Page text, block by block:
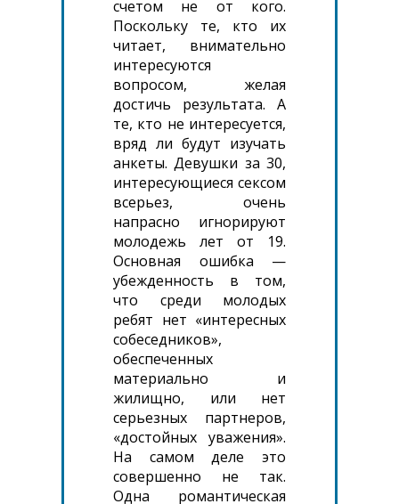
счетом не от кого.
Поскольку те, кто их
читает, внимательно
интересуются
вопросом, желая
достичь результата. А
те, кто не интересуется,
вряд ли будут изучать
анкеты. Девушки за 30,
интересующиеся сексом
всерьез, очень
напрасно игнорируют
молодежь лет от 19.
Основная ошибка —
убежденность в том,
что среди молодых
ребят нет «интересных
собеседников»,
обеспеченных
материально и
жилищно, или нет
серьезных партнеров,
«достойных уважения».
На самом деле это
совершенно не так.
Одна романтическая